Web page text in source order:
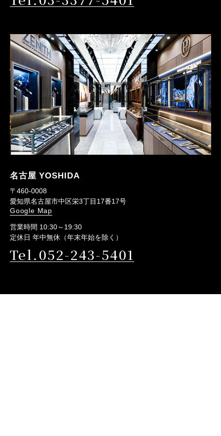
名古屋 YOSHIDA
〒460-0008
愛知県名古屋市中区栄3丁目17番17号
Google Map
営業時間 10:30～19:30
定休日 年中無休（年末年始を除く）
Tel.052-243-5401